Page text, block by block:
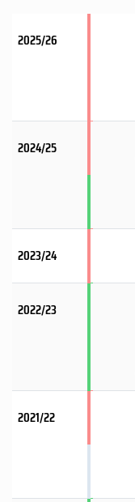
2025/26
2024/25
2023/24
2022/23
2021/22